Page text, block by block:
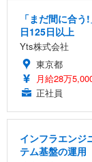
「まだ間に合
日125日以上
Yts株式会社
東京都
月給28万
正社員
インフラエンジ
テム基盤の運用